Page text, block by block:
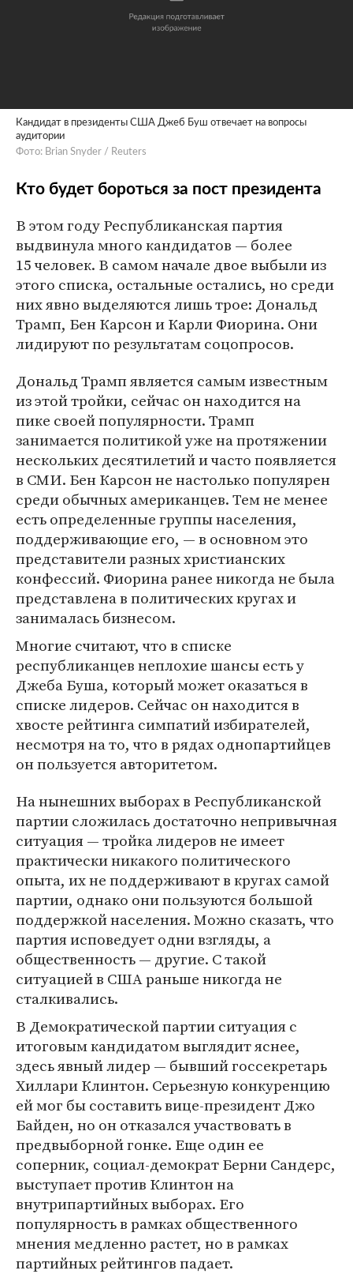
Кандидат в президенты США Джеб Буш отвечает на вопросы
аудитории
Фото: Brian Snyder / Reuters
Кто будет бороться за пост президента
В этом году Республиканская партия
выдвинула много кандидатов — более
15 человек. В самом начале двое выбыли из
этого списка, остальные остались, но среди
них явно выделяются лишь трое: Дональд
Трамп, Бен Карсон и Карли Фиорина. Они
лидируют по результатам соцопросов.
Дональд Трамп является самым известным
из этой тройки, сейчас он находится на
пике своей популярности. Трамп
занимается политикой уже на протяжении
нескольких десятилетий и часто появляется
в СМИ. Бен Карсон не настолько популярен
среди обычных американцев. Тем не менее
есть определенные группы населения,
поддерживающие его, — в основном это
представители разных христианских
конфессий. Фиорина ранее никогда не была
представлена в политических кругах и
занималась бизнесом.
Многие считают, что в списке
республиканцев неплохие шансы есть у
Джеба Буша, который может оказаться в
списке лидеров. Сейчас он находится в
хвосте рейтинга симпатий избирателей,
несмотря на то, что в рядах однопартийцев
он пользуется авторитетом.
На нынешних выборах в Республиканской
партии сложилась достаточно непривычная
ситуация — тройка лидеров не имеет
практически никакого политического
опыта, их не поддерживают в кругах самой
партии, однако они пользуются большой
поддержкой населения. Можно сказать, что
партия исповедует одни взгляды, а
общественность — другие. С такой
ситуацией в США раньше никогда не
сталкивались.
В Демократической партии ситуация с
итоговым кандидатом выглядит яснее,
здесь явный лидер — бывший госсекретарь
Хиллари Клинтон. Серьезную конкуренцию
ей мог бы составить вице-президент Джо
Байден, но он отказался участвовать в
предвыборной гонке. Еще один ее
соперник, социал-демократ Берни Сандерс,
выступает против Клинтон на
внутрипартийных выборах. Его
популярность в рамках общественного
мнения медленно растет, но в рамках
партийных рейтингов падает.